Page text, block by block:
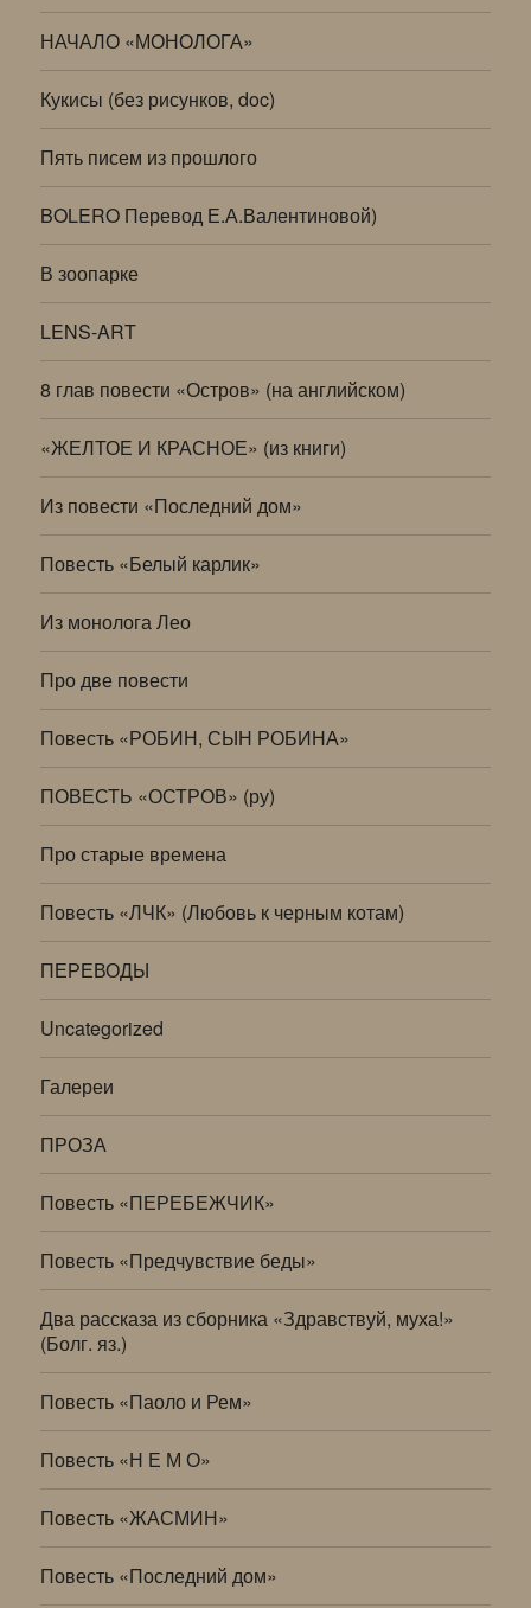
НАЧАЛО «МОНОЛОГА»
Кукисы (без рисунков, doc)
Пять писем из прошлого
BOLERO Перевод Е.А.Валентиновой)
В зоопарке
LENS-ART
8 глав повести «Остров» (на английском)
«ЖЕЛТОЕ И КРАСНОЕ» (из книги)
Из повести «Последний дом»
Повесть «Белый карлик»
Из монолога Лео
Про две повести
Повесть «РОБИН, СЫН РОБИНА»
ПОВЕСТЬ «ОСТРОВ» (ру)
Про старые времена
Повесть «ЛЧК» (Любовь к черным котам)
ПЕРЕВОДЫ
Uncategorized
Галереи
ПРОЗА
Повесть «ПЕРЕБЕЖЧИК»
Повесть «Предчувствие беды»
Два рассказа из сборника «Здравствуй, муха!»
(Болг. яз.)
Повесть «Паоло и Рем»
Повесть «Н Е М О»
Повесть «ЖАСМИН»
Повесть «Последний дом»